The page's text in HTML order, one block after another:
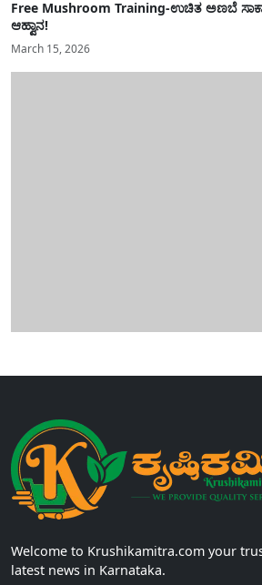
Free Mushroom Training-ಉಚಿತ ಅಣಬೆ
ಆಹ್ವಾನ!
March 15, 2026
Welcome to Krushikamitra.com your
latest news in Karnataka.